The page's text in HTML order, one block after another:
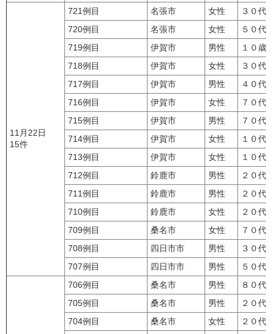
11月22日
15件
721例目 名張市 女性
３０代
720例目
名張市 女性
５０代
719例目
伊賀市 男性
１０歳
718例目
伊賀市 女性
３０代
717例目
伊賀市 男性
４０代
716例目
伊賀市 女性
７０代
715例目
伊賀市 男性
７０代
714例目
伊賀市 女性
１０代
713例目
伊賀市 女性
１０代
712例目
鈴鹿市 男性
２０代
711例目
鈴鹿市 男性
２０代
710例目
鈴鹿市 女性
２０代
709例目
桑名市 女性
７０代
708例目
四日市市 男性
３０代
707例目
四日市市 男性
５０代
706例目
桑名市 男性
８０代
705例目
桑名市 男性
２０代
704例目
桑名市 女性 ２０代